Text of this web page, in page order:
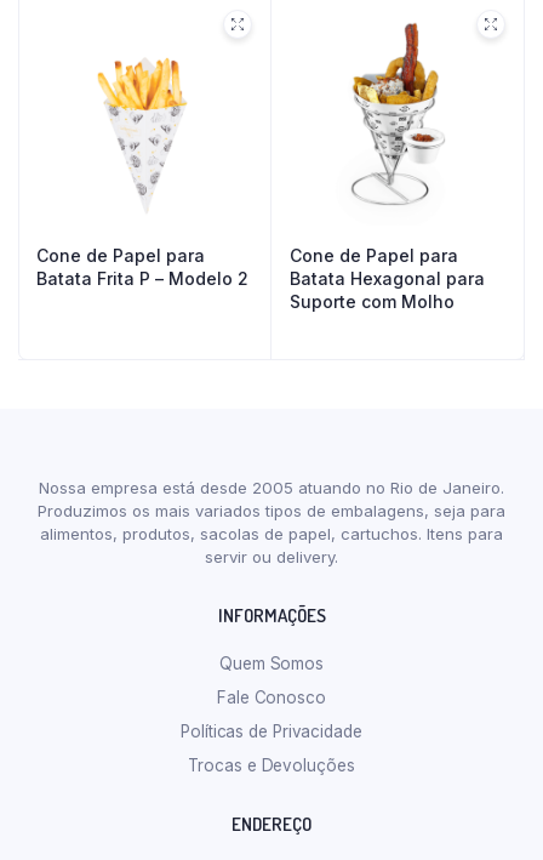
Cone de Papel para
Batata Frita P – Modelo 2
Cone de Papel para
Batata Hexagonal para
Suporte com Molho
Nossa empresa está desde 2005 atuando no Rio de Janeiro.
Produzimos os mais variados tipos de embalagens, seja para
alimentos, produtos, sacolas de papel, cartuchos. Itens para
servir ou delivery.
INFORMAÇÕES
Quem Somos
Fale Conosco
Políticas de Privacidade
Trocas e Devoluções
ENDEREÇO